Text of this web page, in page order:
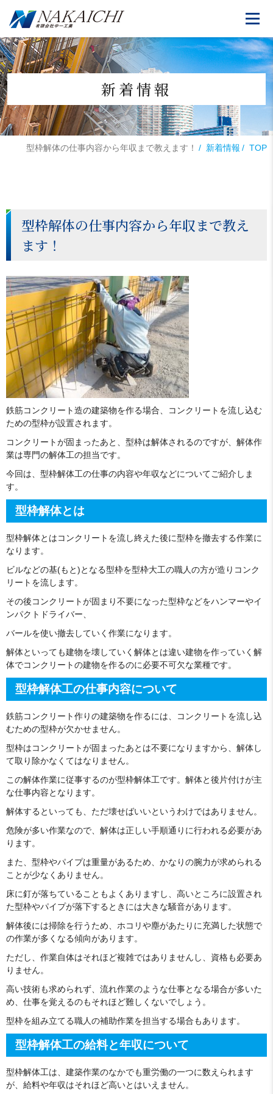
新着情報
TOP
新着情報
型枠解体の仕事内容から年収まで教えます！
型枠解体の仕事内容から年収まで教え
ます！
鉄筋コンクリート造の建築物を作る場合、コンクリートを流し込む
ための型枠が設置されます。
コンクリートが固まったあと、型枠は解体されるのですが、解体作
業は専門の解体工の担当です。
今回は、型枠解体工の仕事の内容や年収などについてご紹介しま
す。
型枠解体とは
型枠解体とはコンクリートを流し終えた後に型枠を撤去する作業に
なります。
ビルなどの基(もと)となる型枠を型枠大工の職人の方が造りコンク
リートを流します。
その後コンクリートが固まり不要になった型枠などをハンマーやイ
ンパクトドライバー、
バールを使い撤去していく作業になります。
解体といっても建物を壊していく解体とは違い建物を作っていく解
体でコンクリートの建物を作るのに必要不可欠な業種です。
型枠解体工の仕事内容について
鉄筋コンクリート作りの建築物を作るには、コンクリートを流し込
むための型枠が欠かせません。
型枠はコンクリートが固まったあとは不要になりますから、解体し
て取り除かなくてはなりません。
この解体作業に従事するのが型枠解体工です。解体と後片付けが主
な仕事内容となります。
解体するといっても、ただ壊せばいいというわけではありません。
危険が多い作業なので、解体は正しい手順通りに行われる必要があ
ります。
また、型枠やパイプは重量があるため、かなりの腕力が求められる
ことが少なくありません。
床に釘が落ちていることもよくありますし、高いところに設置され
た型枠やパイプが落下するときには大きな騒音があります。
解体後には掃除を行うため、ホコリや塵があたりに充満した状態で
の作業が多くなる傾向があります。
ただし、作業自体はそれほど複雑ではありませんし、資格も必要あ
りません。
高い技術も求められず、流れ作業のような仕事となる場合が多いた
め、仕事を覚えるのもそれほど難しくないでしょう。
型枠を組み立てる職人の補助作業を担当する場合もあります。
型枠解体工の給料と年収について
型枠解体工は、建築作業のなかでも重労働の一つに数えられます
が、給料や年収はそれほど高いとはいえません。